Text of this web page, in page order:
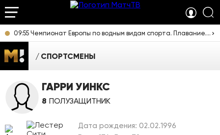
09:55 Чемпионат Европы по водным видам спорта. Плавание. Прямая трансляция из Франции
СПОРТСМЕНЫ
ГАРРИ УИНКС
8 ПОЛУЗАЩИТНИК
Дата рождения: 02.02.1996